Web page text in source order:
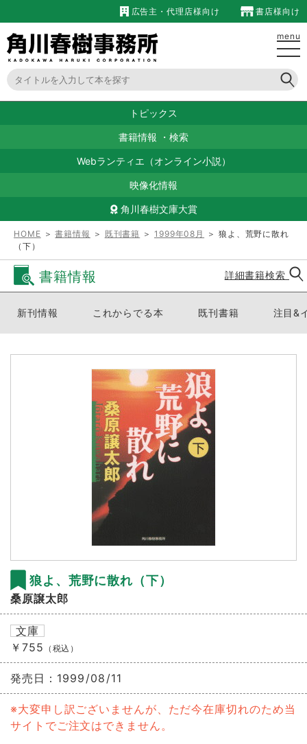
広告主・代理店様向け 書店様向け
menu
トピックス
書籍情報 ・ 検索
Webランティエ（オンライン小説）
映像化情報
角川春樹文庫大賞
HOME ＞書籍情報 ＞ 既刊書籍 ＞ 1999年08月
＞ 狼よ、荒野に散れ
（下）
書籍情報 詳細書籍検索
新刊情報 これからでる本 既刊書籍 注目&
狼よ、荒野に散れ（下）
桑原譲太郎
文庫
￥755 （税込）
発売日： 1999/08/11
※大変申し訳ございませんが、ただ今在庫切れのため当
サイトでご注文はできません。